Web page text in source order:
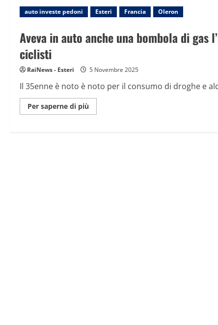
in
auto
anche
bombola
di
gas
in
Francia
investito
e
auto investe pedoni Esteri Francia Oleron
Aveva in auto anche una bombola di gas
ciclisti
RaiNews - Esteri 5 Novembre 2025
Il 35enne è noto è noto per il consumo di droghe e
Per saperne di più
informazioni